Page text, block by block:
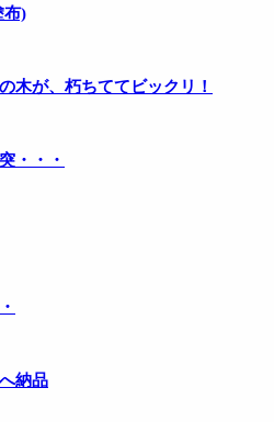
布)
木が、朽ちててビックリ！
・・・
納品